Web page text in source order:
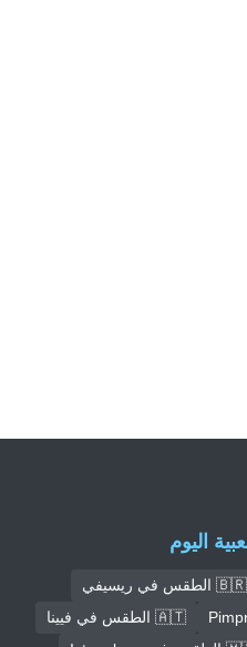
اليوم
🇧🇷 الطقس في ريسيفي
🇦🇹 الطقس في فيينا